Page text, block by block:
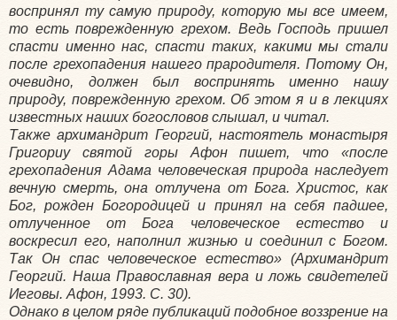
воспринял ту самую природу, которую мы все имеем,
то есть поврежденную грехом. Ведь Господь пришел
спасти именно нас, спасти таких, какими мы стали
после грехопадения нашего прародителя. Потому Он,
очевидно, должен был воспринять именно нашу
природу, поврежденную грехом. Об этом я и в лекциях
известных наших богословов слышал, и читал.
Также архимандрит Георгий, настоятель монастыря
Григориу святой горы Афон пишет, что «после
грехопадения Адама человеческая природа наследует
вечную смерть, она отлучена от Бога. Христос, как
Бог, рожден Богородицей и принял на себя падшее,
отлученное от Бога человеческое естество и
воскресил его, наполнил жизнью и соединил с Богом.
Так Он спас человеческое естество» (Архимандрит
Георгий. Наша Православная вера и ложь свидетелей
Иеговы. Афон, 1993. С. 30).
Однако в целом ряде публикаций подобное воззрение на